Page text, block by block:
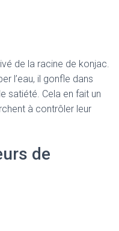
de la racine de konjac.
l’eau, il gonfle dans
satiété. Cela en fait un
à contrôler leur
de